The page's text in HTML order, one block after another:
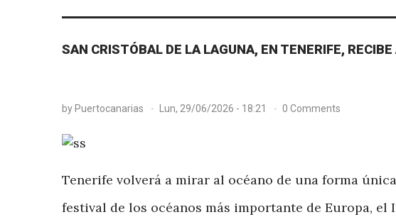
SAN CRISTÓBAL DE LA LAGUNA, EN TENERIFE,
by Puertocanarias Lun, 29/06/2026 - 18:21 0 Comments
Tenerife volverá a mirar al océano de una forma
festival de los océanos más importante de Europa,